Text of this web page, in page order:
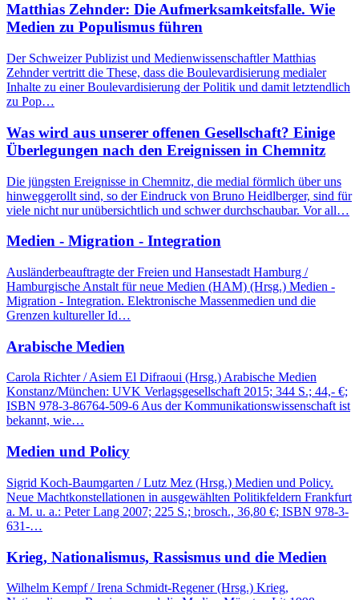
Matthias Zehnder: Die Aufmerksamkeitsfalle. Wie
Medien zu Populismus führen
Der Schweizer Publizist und Medienwissenschaftler Matthias
Zehnder vertritt die These, dass die Boulevardisierung medialer
Inhalte zu einer Boulevardisierung der Politik und damit letztendlich
zu Pop…
Was wird aus unserer offenen Gesellschaft? Einige
Überlegungen nach den Ereignissen in Chemnitz
Die jüngsten Ereignisse in Chemnitz, die medial förmlich über uns
hinweggerollt sind, so der Eindruck von Bruno Heidlberger, sind für
viele nicht nur unübersichtlich und schwer durchschaubar. Vor all…
Medien - Migration - Integration
Ausländerbeauftragte der Freien und Hansestadt Hamburg /
Hamburgische Anstalt für neue Medien (HAM) (Hrsg.) Medien -
Migration - Integration. Elektronische Massenmedien und die
Grenzen kultureller Id…
Arabische Medien
Carola Richter / Asiem El Difraoui (Hrsg.) Arabische Medien
Konstanz/München: UVK Verlagsgesellschaft 2015; 344 S.; 44,- €;
ISBN 978-3-86764-509-6 Aus der Kommunikationswissenschaft ist
bekannt, wie…
Medien und Policy
Sigrid Koch-Baumgarten / Lutz Mez (Hrsg.) Medien und Policy.
Neue Machtkonstellationen in ausgewählten Politikfeldern Frankfurt
a. M. u. a.: Peter Lang 2007; 225 S.; brosch., 36,80 €; ISBN 978-3-
631-…
Krieg, Nationalismus, Rassismus und die Medien
Wilhelm Kempf / Irena Schmidt-Regener (Hrsg.) Krieg,